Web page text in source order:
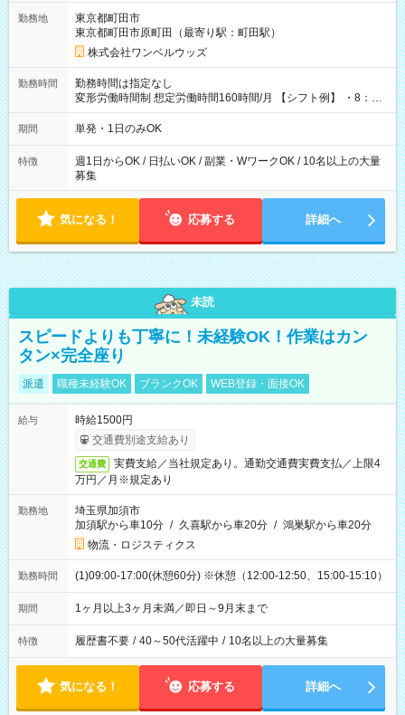
勤務地
東京都町田市
東京都町田市原町田（最寄り駅：町田駅）
株式会社ワンベルウッズ
勤務時間
勤務時間は指定なし
変形労働時間制 想定労働時間160時間/月 【シフト例】 ・8：00
～21：00
期間 単発・1日のみOK
特徴
週1日からOK / 日払いOK / 副業・WワークOK / 10名以上の大量
募集
気になる！ 応募する 詳細へ
未読
スピードよりも丁寧に！未経験OK！作業はカン
タン×完全座り
派遣 職種未経験OK ブランクOK WEB登録・面接OK
給与
時給1500円
交通費別途支給あり
交通費
実費支給／当社規定あり。通勤交通費実費支払／上限4
万円／月※規定あり
勤務地
埼玉県加須市
加須駅から車10分 / 久喜駅から車20分 / 鴻巣駅から車20分
物流・ロジスティクス
勤務時間 (1)09:00-17:00(休憩60分) ※休憩（12:00-12:50、15:00-15:10）
期間 1ヶ月以上3ヶ月未満／即日～9月末まで
特徴 履歴書不要 / 40～50代活躍中 / 10名以上の大量募集
気になる！ 応募する 詳細へ